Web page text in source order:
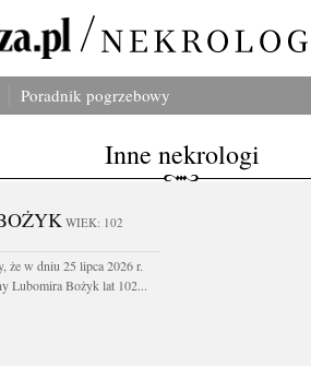
Poradnik pogrzebowy
Inne nekrologi
WIEK: 102
że w dniu 25 lipca 2026 r.
Lubomira Bożyk lat 102...